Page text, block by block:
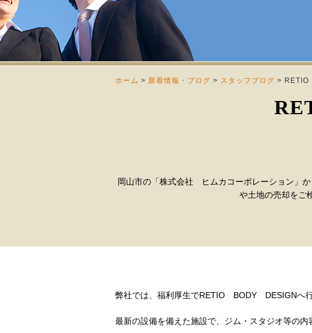
ホーム > 新着情報・ブログ > スタッフブログ >
岡山市の「株式会社 ヒムカコーポレーション」
や土地の売却をご
弊社では、福利厚生でRETIO BODY DESIGNへ行
最新の設備を備えた施設で、ジム・スタジオ等の内